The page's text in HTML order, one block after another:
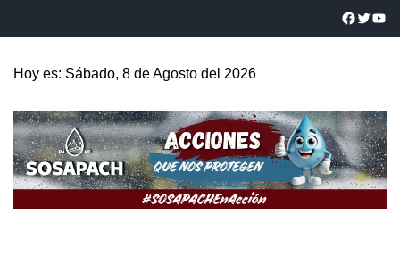
Hoy es: Sábado, 8 de Agosto del 2026